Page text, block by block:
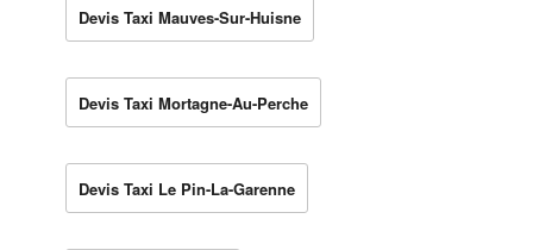
Devis Taxi Mauves-Sur-Huisne
Devis Taxi Mortagne-Au-Perche
Devis Taxi Le Pin-La-Garenne